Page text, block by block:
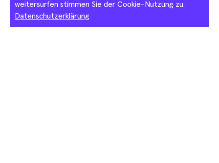
weitersurfen stimmen Sie der Cookie-Nutzung zu.
Datenschutzerklärung